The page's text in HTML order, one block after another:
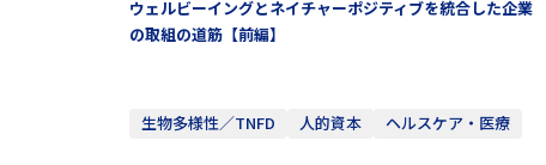
ウェルビーイングとネイチャーポジティブを統合した企業
の取組の道筋【前編】
生物多様性／TNFD 人的資本 ヘルスケア・医療